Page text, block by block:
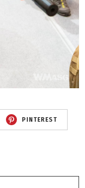
PINTEREST